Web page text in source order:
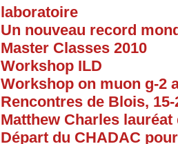
laboratoire
Un nouveau record
Master Classes 2010
Workshop ILD
Workshop on muon g-2
Rencontres de Blois,
Matthew Charles
Départ du CHADAC